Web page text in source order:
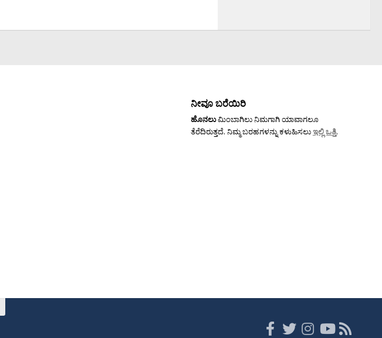
ನೀವೂ ಬರೆಯಿರಿ
ಹೊನಲುಮಿಂಬಾಗಿಲು ನಿಮಗಾಗಿ ಯಾವಾಗಲೂ
ತೆರೆದಿರುತ್ತದೆ. ನಿಮ್ಮ ಬರಹಗಳನ್ನು ಕಳುಹಿಸಲುಇಲ್ಲಿ ಒತ್ತಿ.